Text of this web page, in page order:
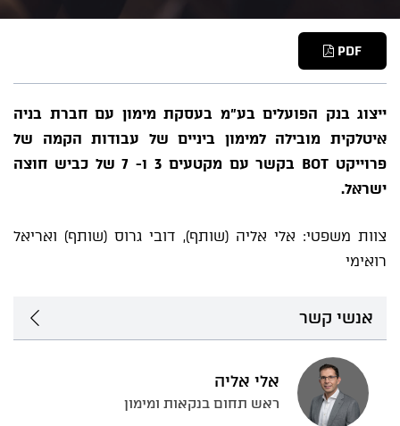
PDF
ייצוג בנק הפועלים בע"מ בעסקת מימון עם חברת בניה
איטלקית מובילה למימון ביניים של עבודות הקמה של
פרוייקט BOT בקשר עם מקטעים 3 ו- 7 של כביש חוצה
ישראל.
צוות משפטי: אלי אליה (שותף), דובי גרוס (שותף) ואריאל
רואימי
אנשי קשר
אלי אליה
ראש תחום בנקאות ומימון